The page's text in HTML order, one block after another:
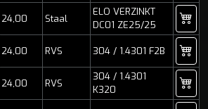
24,00 Staal
ELO VERZINKT
DC01 ZE25/25
24,00 RVS 304 / 1.4301 F2B
24,00 RVS
304 / 1.4301
K320